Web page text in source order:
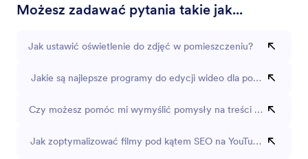
Możesz zadawać pytania takie jak...
Jak ustawić oświetlenie do zdjęć w pomieszczeniu?
Jakie są najlepsze programy do edycji wideo dla
Czy możesz pomóc mi wymyślić pomysły na treści wideo dla
Jak zoptymalizować filmy pod kątem SEO na YouTube?